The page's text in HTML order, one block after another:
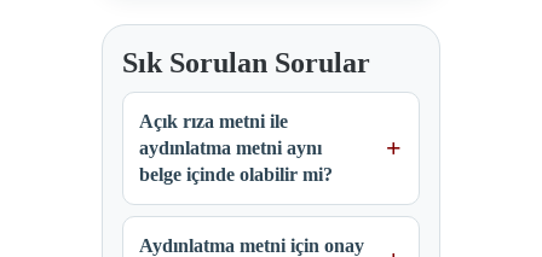
Sık Sorulan Sorular
Açık rıza metni ile
aydınlatma metni aynı
belge içinde olabilir mi?
Aydınlatma metni için onay